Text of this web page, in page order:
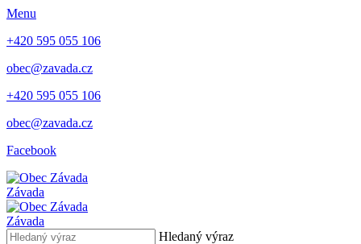
Menu
+420 595 055 106
obec@zavada.cz
+420 595 055 106
obec@zavada.cz
Facebook
Závada
Závada
Hledaný výraz